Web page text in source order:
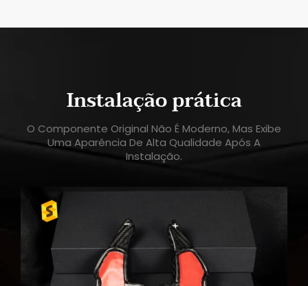
Instalação prática
O Componente Original Não É Moderno, Mas Exibe
Uma Aparência De Alta Qualidade Após A
Instalação.